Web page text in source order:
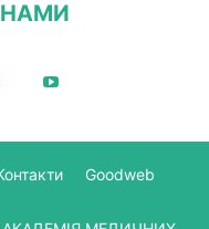
НАМИ
Goodweb